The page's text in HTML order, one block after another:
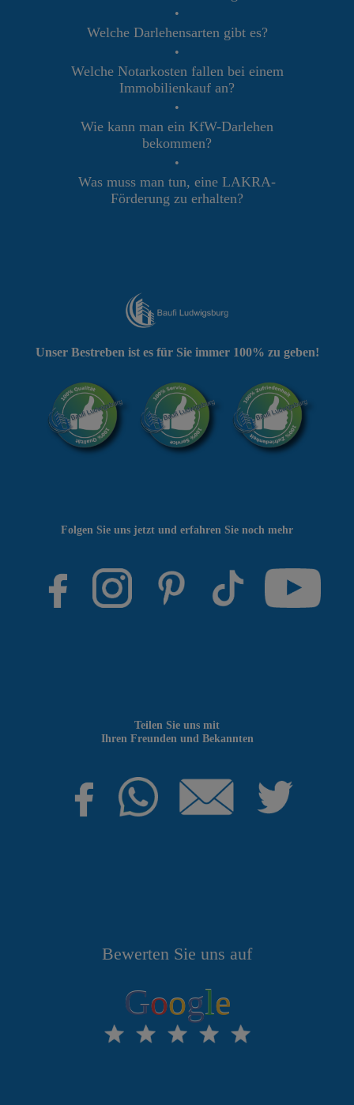
•
Welche Darlehensarten gibt es?
•
Welche Notarkosten fallen bei einem
Immobilienkauf an?
•
Wie kann man ein KfW-Darlehen
bekommen?
•
Was muss man tun, eine LAKRA-
Förderung zu erhalten?
Bewerten Sie uns auf
Google
Teilen Sie uns mit
Ihren Freunden und Bekannten
Folgen Sie uns jetzt und erfahren Sie noch mehr
Unser Bestreben ist es für Sie immer 100% zu geben!